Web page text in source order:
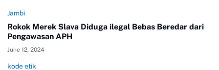
Jambi
Rokok Merek Slava Diduga ilegal Bebas Beredar dari
Pengawasan APH
June 12, 2024
kode etik